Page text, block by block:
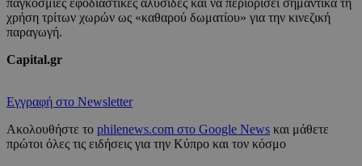
παγκόσμιες εφοδιαστικές αλυσίδες και να περιορίσει σημαντικά τη
χρήση τρίτων χωρών ως «καθαρού δωματίου» για την κινεζική
παραγωγή.
Capital.gr
Εγγραφή στο Newsletter
Ακολουθήστε το philenews.com στο Google News και μάθετε
πρώτοι όλες τις ειδήσεις για την Κύπρο και τον κόσμο